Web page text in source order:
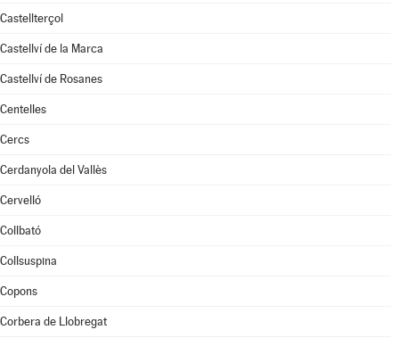
Castellterçol
Castellví de la Marca
Castellví de Rosanes
Centelles
Cercs
Cerdanyola del Vallès
Cervelló
Collbató
Collsuspina
Copons
Corbera de Llobregat